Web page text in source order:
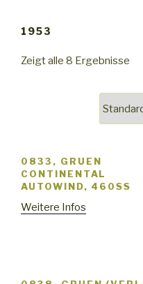
1953
Zeigt alle 8 Ergebnisse
0833, GRUEN
CONTINENTAL
AUTOWIND, 460SS
Weitere Infos